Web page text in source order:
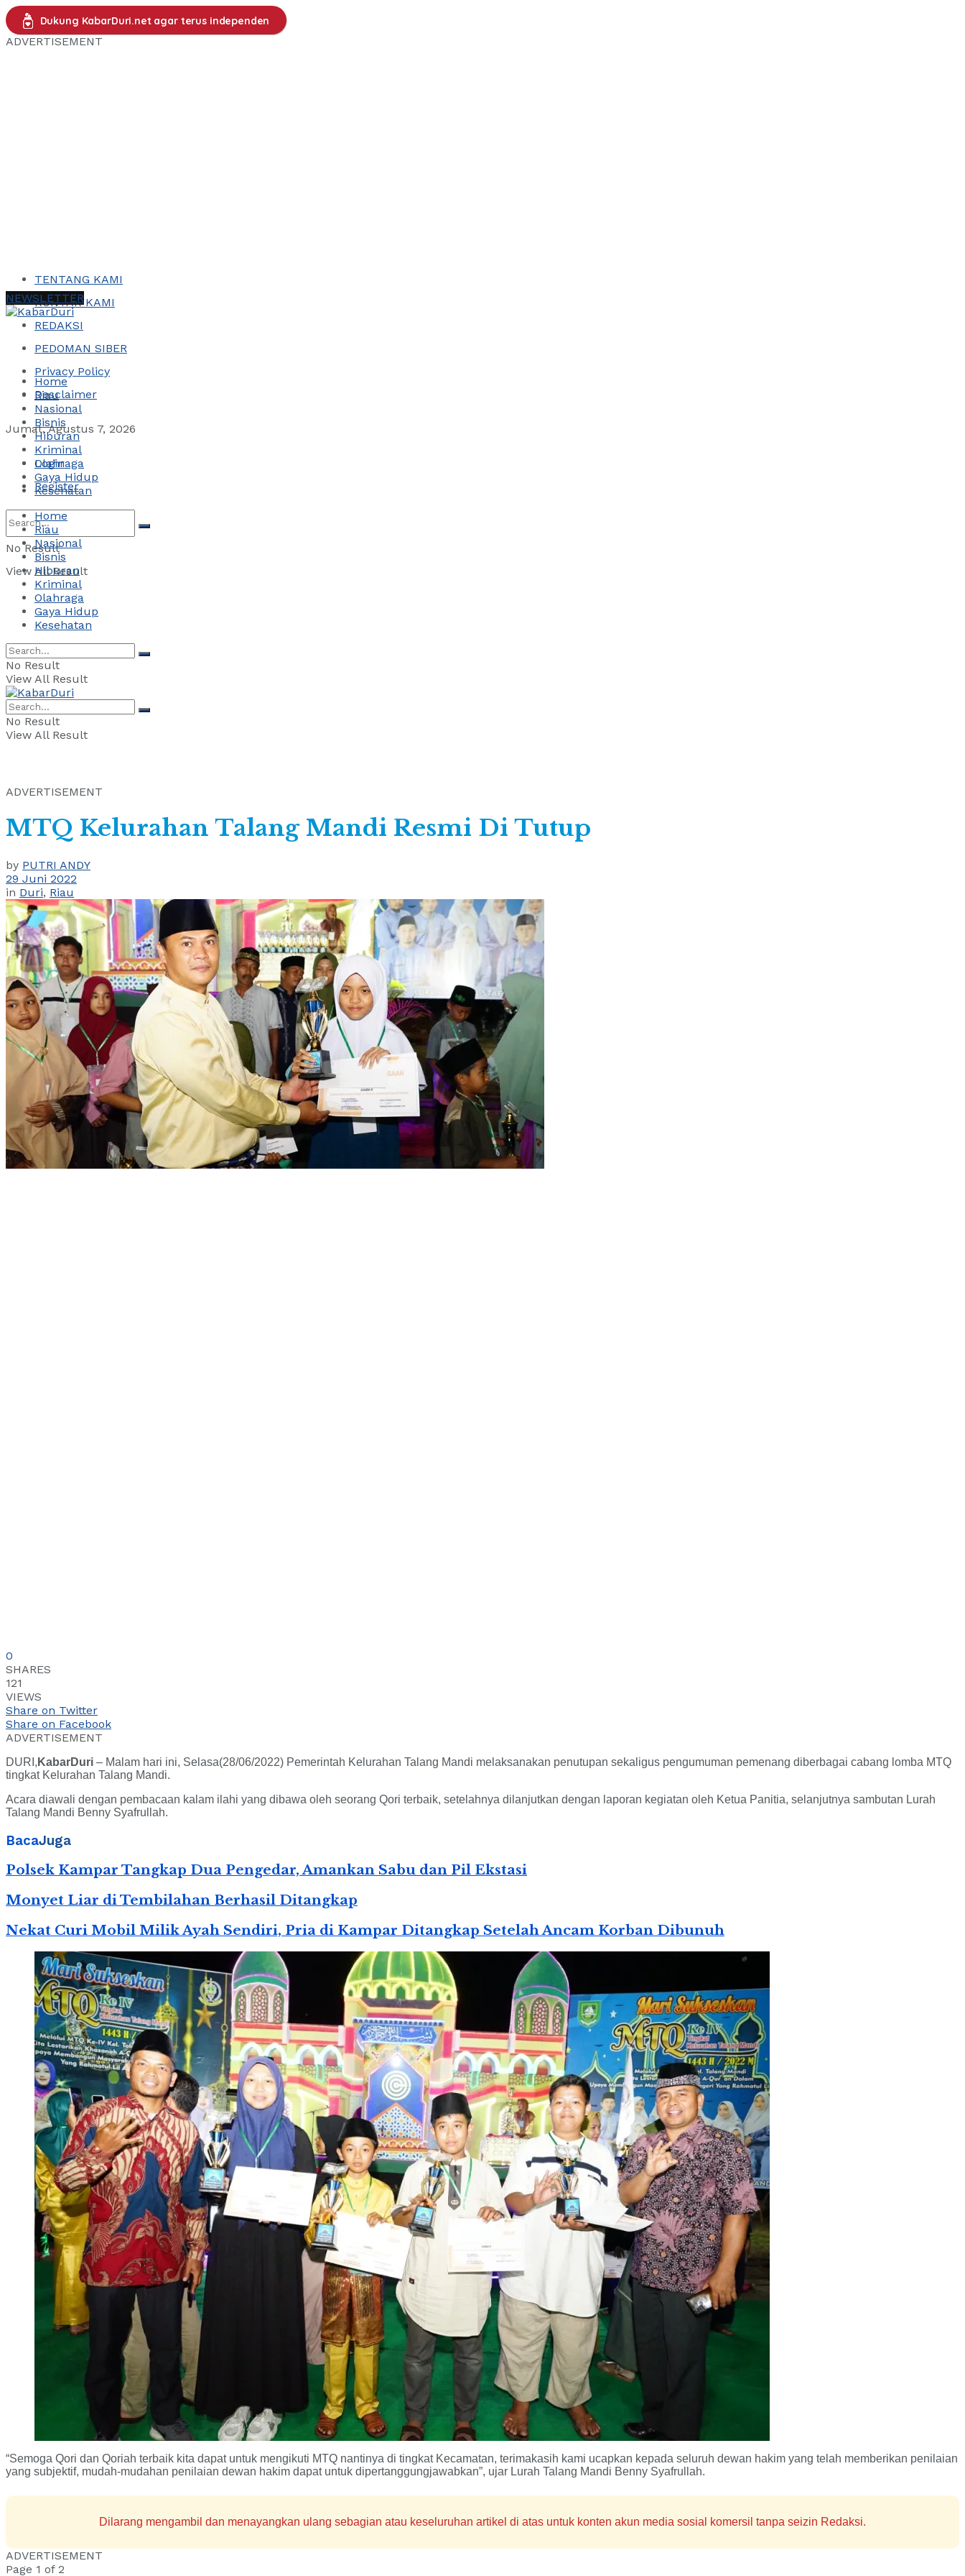
Dukung KabarDuri.net agar terus independen
ADVERTISEMENT
TENTANG KAMI
KONTAK KAMI
REDAKSI
PEDOMAN SIBER
Privacy Policy
Desclaimer
Jumat, Agustus 7, 2026
Login
Register
No Result
View All Result
NEWSLETTER
Home
Riau
Nasional
Bisnis
Hiburan
Kriminal
Olahraga
Gaya Hidup
Kesehatan
Home
Riau
Nasional
Bisnis
Hiburan
Kriminal
Olahraga
Gaya Hidup
Kesehatan
No Result
View All Result
No Result
View All Result
ADVERTISEMENT
MTQ Kelurahan Talang Mandi Resmi Di Tutup
by PUTRI ANDY
29 Juni 2022
in Duri, Riau
0
SHARES
121
VIEWS
Share on Twitter
Share on Facebook
ADVERTISEMENT
DURI, KabarDuri – Malam hari ini, Selasa(28/06/2022) Pemerintah Kelurahan Talang Mandi melaksanakan penutupan sekaligus pengumuman pemenang diberbagai cabang lomba MTQ
tingkat Kelurahan Talang Mandi.
Acara diawali dengan pembacaan kalam ilahi yang dibawa oleh seorang Qori terbaik, setelahnya dilanjutkan dengan laporan kegiatan oleh Ketua Panitia, selanjutnya sambutan Lurah
Talang Mandi Benny Syafrullah.
BacaJuga
Polsek Kampar Tangkap Dua Pengedar, Amankan Sabu dan Pil Ekstasi
Monyet Liar di Tembilahan Berhasil Ditangkap
Nekat Curi Mobil Milik Ayah Sendiri, Pria di Kampar Ditangkap Setelah Ancam Korban Dibunuh
“Semoga Qori dan Qoriah terbaik kita dapat untuk mengikuti MTQ nantinya di tingkat Kecamatan, terimakasih kami ucapkan kepada seluruh dewan hakim yang telah memberikan penilaian
yang subjektif, mudah-mudahan penilaian dewan hakim dapat untuk dipertanggungjawabkan”, ujar Lurah Talang Mandi Benny Syafrullah.
Dilarang mengambil dan menayangkan ulang sebagian atau keseluruhan artikel di atas untuk konten akun media sosial komersil tanpa seizin Redaksi.
ADVERTISEMENT
Page 1 of 2